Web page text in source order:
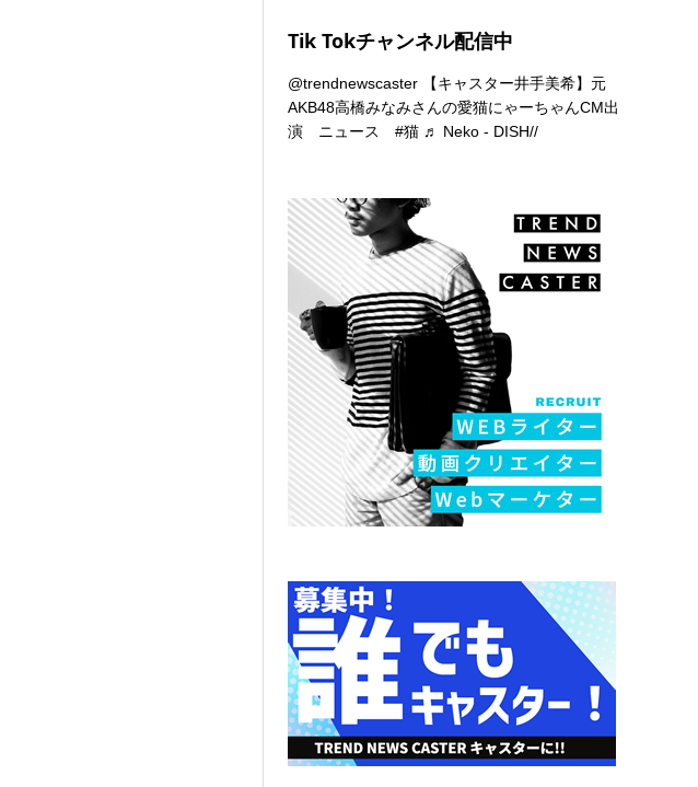
Tik Tokチャンネル配信中
@trendnewscaster 【キャスター井手美希】元
AKB48高橋みなみさんの愛猫にゃーちゃんCM出
演 ニュース#猫 ♬ Neko - DISH//